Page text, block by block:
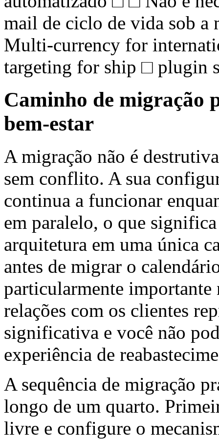
mail de ciclo de vida sob
Multi-currency for
targeting for ship □ plugin
Caminho de migração
bem-estar
A migração não é
sem conflito. A sua
continua a funcionar
em paralelo, o que
arquitetura em uma única
antes de migrar o
particularmente importante
relações com os clientes
significativa e você não
experiência de
A sequência de migração
longo de um quarto.
livre e configure o